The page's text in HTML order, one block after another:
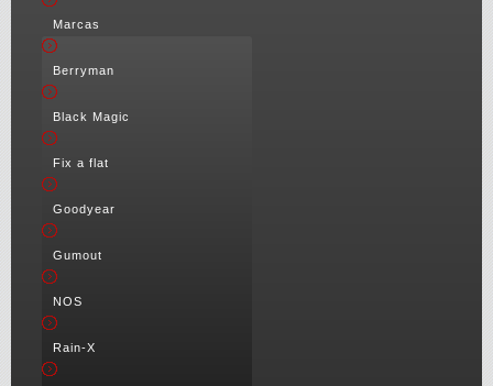
Marcas
Berryman
Black Magic
Fix a flat
Goodyear
Gumout
NOS
Rain-X